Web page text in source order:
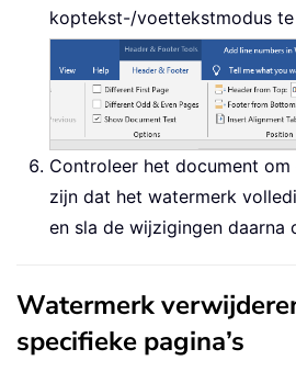
koptekst-/voettekstmodus te
Controleer het document
zijn dat het watermerk
en sla de wijzigingen daarna
Watermerk
specifieke pagina’s